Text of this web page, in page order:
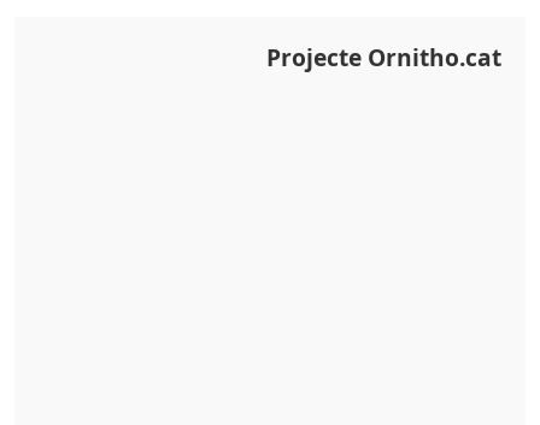
Projecte Ornitho.cat